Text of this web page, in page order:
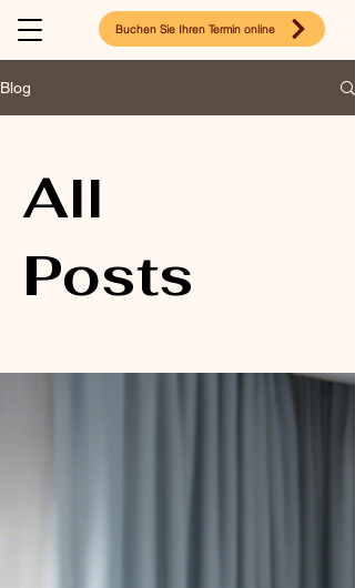
Buchen Sie Ihren Termin online
Blog
All
Posts